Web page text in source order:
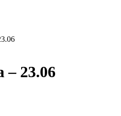
– 23.06